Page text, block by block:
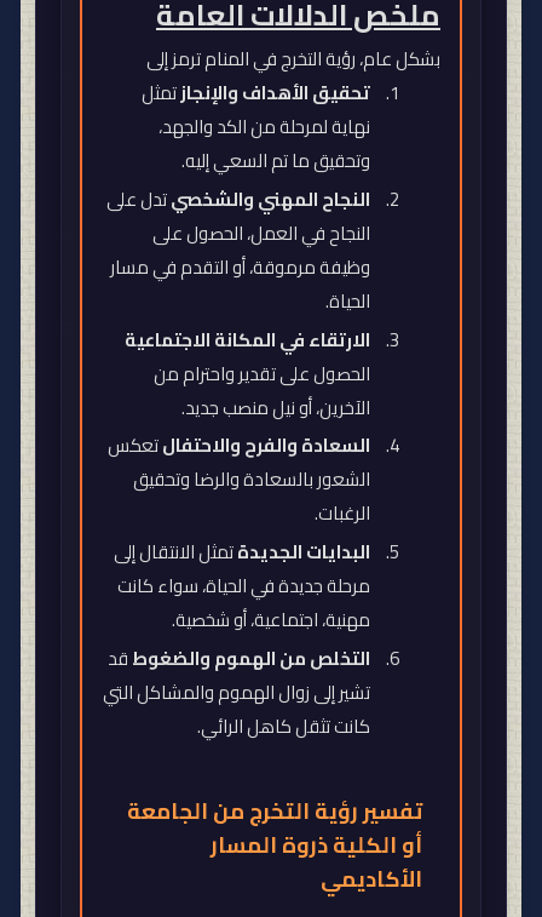
ملخص الدلالات العامة
بشكل عام، رؤية التخرج في المنام ترمز إلى
تحقيق الأهداف والإنجازتمثل
نهاية لمرحلة من الكد والجهد،
وتحقيق ما تم السعي إليه.
النجاح المهني والشخصيتدل على
النجاح في العمل، الحصول على
وظيفة مرموقة، أو التقدم في مسار
الحياة.
الارتقاء في المكانة الاجتماعية
الحصول على تقدير واحترام من
الآخرين، أو نيل منصب جديد.
السعادة والفرح والاحتفالتعكس
الشعور بالسعادة والرضا وتحقيق
الرغبات.
البدايات الجديدةتمثل الانتقال إلى
مرحلة جديدة في الحياة، سواء كانت
مهنية، اجتماعية، أو شخصية.
التخلص من الهموم والضغوطقد
تشير إلى زوال الهموم والمشاكل التي
كانت تثقل كاهل الرائي.
تفسير رؤية التخرج من الجامعة
أو الكلية ذروة المسار
الأكاديمي